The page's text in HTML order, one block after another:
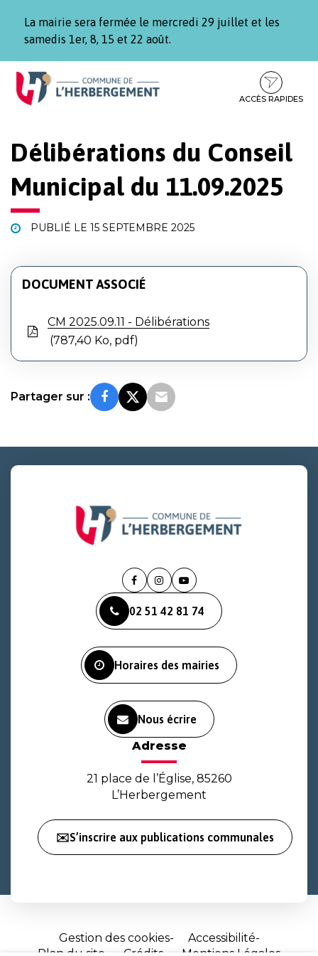
La mairie sera fermée le mercredi 29 juillet et les
samedis 1er, 8, 15 et 22 août.
Aller
Aller
contenu
Aller
pied
ACCÈS RAPIDES
Délibérations du Conseil
Municipal du 11.09.2025
PUBLIÉ LE 15 SEPTEMBRE 2025
DOCUMENT ASSOCIÉ
CM 2025.09.11 - Délibérations
787,40 Ko, pdf
Partager sur :
Lien
le
compte
Lien
le
compte
Lien
la
chaîne
02 51 42 81 74
Horaires des mairies
Nous écrire
Adresse
21 place de l’Église, 85260
L’Herbergement
✉️S’inscrire aux publications communales
Gestion des cookies
Accessibilité